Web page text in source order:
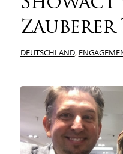
Zauberer
DEUTSCHLAND,